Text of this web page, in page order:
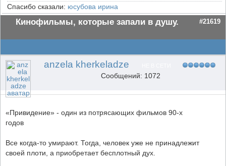
Спасибо сказали: юсубова ирина
Кинофильмы, которые запали в душу. #21619
anzela kherkeladze
Сообщений: 1072
«Привидение» - один из потрясающих фильмов 90-х
годов
Все когда-то умирают. Тогда, человек уже не принадлежит
своей плоти, а приобретает бесплотный дух.